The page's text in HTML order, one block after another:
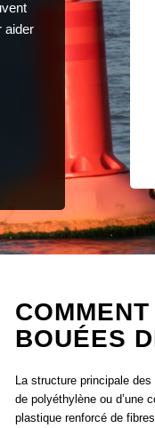
aider
BOUÉES
La structure principale
de polyéthylène ou d’une
plastique renforcé de